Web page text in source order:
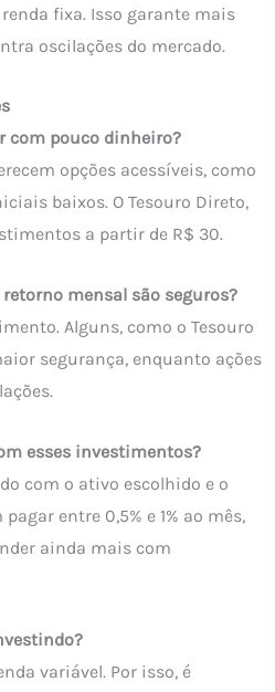
renda fixa. Isso garante mais
oscilações do mercado.
com pouco dinheiro?
opções acessíveis, como
baixos. O Tesouro Direto,
a partir de R$ 30.
mensal são seguros?
Alguns, como o Tesouro
segurança, enquanto ações
esses investimentos?
com o ativo escolhido e o
entre 0,5% e 1% ao mês,
ainda mais com
variável. Por isso, é